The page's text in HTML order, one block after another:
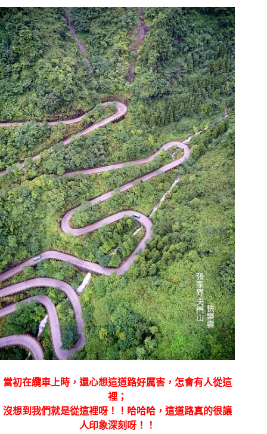
當初在纜車上時，還心想這道路好厲害，怎會有人從這
裡；
沒想到我們就是從這裡呀！！哈哈哈，這道路真的很讓
人印象深刻呀！！